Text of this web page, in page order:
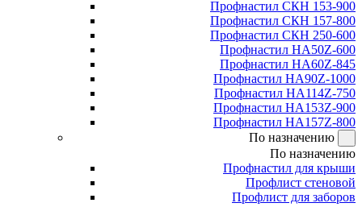
Профнастил СКН 153-900
Профнастил СКН 157-800
Профнастил СКН 250-600
Профнастил НА50Z-600
Профнастил НА60Z-845
Профнастил НА90Z-1000
Профнастил НА114Z-750
Профнастил НА153Z-900
Профнастил НА157Z-800
По назначению
По назначению
Профнастил для крыши
Профлист стеновой
Профлист для заборов